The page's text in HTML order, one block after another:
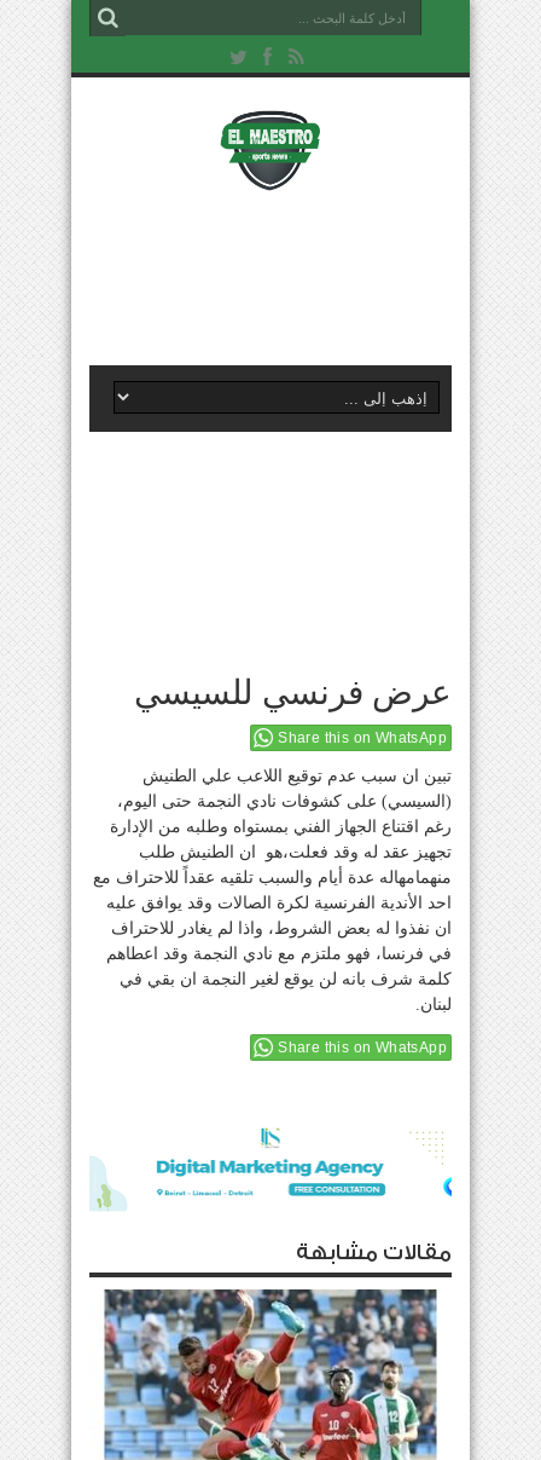
عرض فرنسي للسيسي
Share this on WhatsApp
تبين ان سبب عدم توقيع اللاعب علي الطنيش
(السيسي) على كشوفات نادي النجمة حتى اليوم،
رغم اقتناع الجهاز الفني بمستواه وطلبه من الإدارة
تجهيز عقد له وقد فعلت،هو ان الطنيش طلب
منهمامهاله عدة أيام والسبب تلقيه عقداً للاحتراف مع
احد الأندية الفرنسية لكرة الصالات وقد يوافق عليه
ان نفذوا له بعض الشروط، واذا لم يغادر للاحتراف
في فرنسا، فهو ملتزم مع نادي النجمة وقد اعطاهم
كلمة شرف بانه لن يوقع لغير النجمة ان بقي في
لبنان.
Share this on WhatsApp
مقالات مشابهة